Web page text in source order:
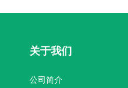
关于我们
公司简介